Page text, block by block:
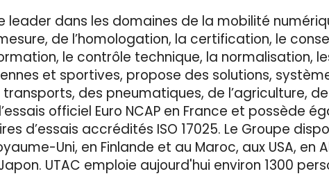
leader dans les domaines de la mobilité
de l’homologation, la certification, le
le contrôle technique, la normalisation,
et sportives, propose des solutions,
des pneumatiques, de l’agriculture,
officiel Euro NCAP en France et possède
d’essais accrédités ISO 17025. Le Groupe
Uni, en Finlande et au Maroc, aux USA,
UTAC emploie aujourd'hui environ 1300